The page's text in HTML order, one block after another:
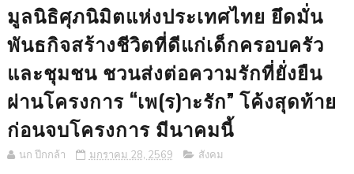
มูลนิธิศุภนิมิตแห่งประเทศไทย ยึดมั่น
พันธกิจสร้างชีวิตที่ดีแก่เด็กครอบครัว
และชุมชน ชวนส่งต่อความรักที่ยั่งยืน
ผ่านโครงการ “เพ(ร)าะรัก” โค้งสุดท้าย
ก่อนจบโครงการ มีนาคมนี้
นก ปีกกล้า มกราคม 28, 2569 สังคม